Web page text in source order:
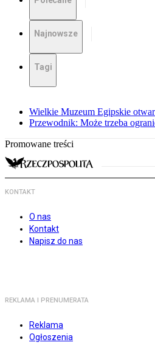
Najnowsze
Tagi
Wielkie Muzeum Egipskie
Przewodnik: Może trzeba
Promowane treści
KONTAKT
O nas
Kontakt
Napisz do nas
REKLAMA I PRENUMERATA
Reklama
Ogłoszenia